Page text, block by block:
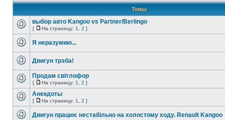
Темы
выбор авто Kangoo vs Partner/Berlingo
[ На страницу: 1 2 ]
Я неразумию...
Двигун трэба!
Продам світлофор
[ На страницу: 1 2 ]
Анекдоты
[ На страницу: 1 2 ]
Двигун працює нестабільно на холостому ходу. Renault Kangoo